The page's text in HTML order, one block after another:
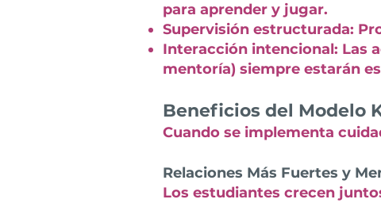
para aprender y jugar.
Supervisión estructurada:
Interacción intencional: Las
mentoría) siempre estarán
Beneficios del Modelo
Cuando se implementa
Relaciones Más Fuertes y
Los estudiantes crecen